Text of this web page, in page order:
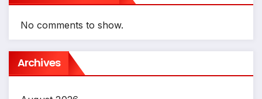
No comments to show.
Archives